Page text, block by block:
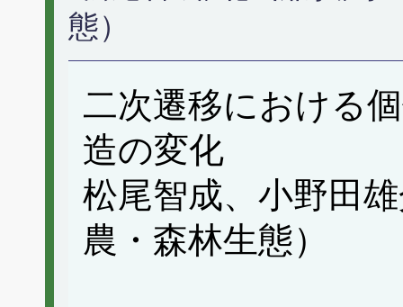
態）
二次遷移における
造の変化
松尾智成、小野田
農・森林生態）